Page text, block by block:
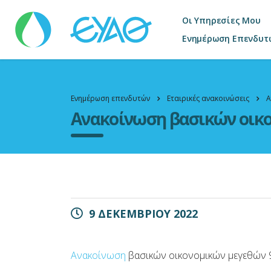
Οι Υπηρεσίες Μου
Ενημέρωση
Ενημέρωση επενδυτών Εταιρικές ανακοινώσεις
Ανακοίνωση βασικών
9 ΔΕΚΕΜΒΡΙΟΥ 2022
Ανακοίνωση βασικών οικονομικών μεγεθών